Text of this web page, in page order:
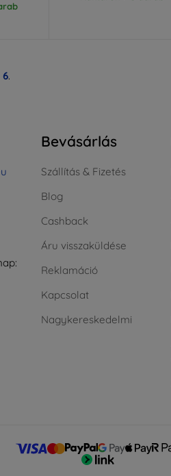
6.
Bevásárlás
Szállítás & Fizetés
Blog
Cashback
Áru visszaküldése
Reklamáció
Kapcsolat
Nagykereskedelmi